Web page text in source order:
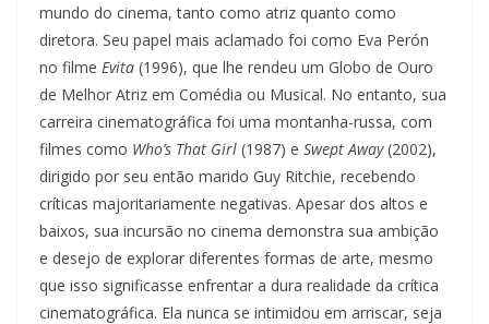
mundo do cinema, tanto como atriz quanto como
diretora. Seu papel mais aclamado foi como Eva Perón
no filme Evita (1996), que lhe rendeu um Globo de Ouro
de Melhor Atriz em Comédia ou Musical. No entanto, sua
carreira cinematográfica foi uma montanha-russa, com
filmes como Who’s That Girl (1987) e Swept Away(2002),
dirigido por seu então marido Guy Ritchie, recebendo
críticas majoritariamente negativas. Apesar dos altos e
baixos, sua incursão no cinema demonstra sua ambição
e desejo de explorar diferentes formas de arte, mesmo
que isso significasse enfrentar a dura realidade da crítica
cinematográfica. Ela nunca se intimidou em arriscar, seja